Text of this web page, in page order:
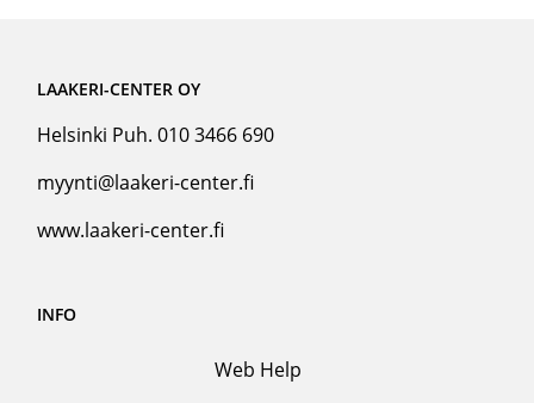
LAAKERI-CENTER OY
Helsinki Puh. 010 3466 690
myynti@laakeri-center.fi
www.laakeri-center.fi
INFO
Web Help